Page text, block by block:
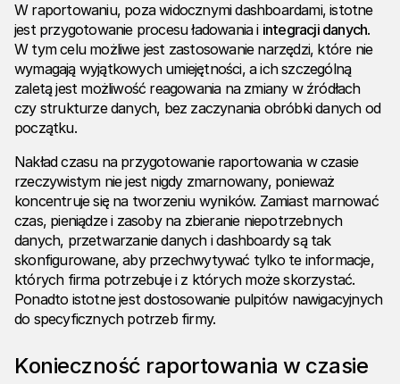
W raportowaniu, poza widocznymi dashboardami, istotne
jest przygotowanie procesu ładowania i integracji danych.
W tym celu możliwe jest zastosowanie narzędzi, które nie
wymagają wyjątkowych umiejętności, a ich szczególną
zaletą jest możliwość reagowania na zmiany w źródłach
czy strukturze danych, bez zaczynania obróbki danych od
początku.
Nakład czasu na przygotowanie raportowania w czasie
rzeczywistym nie jest nigdy zmarnowany, ponieważ
koncentruje się na tworzeniu wyników. Zamiast marnować
czas, pieniądze i zasoby na zbieranie niepotrzebnych
danych, przetwarzanie danych i dashboardy są tak
skonfigurowane, aby przechwytywać tylko te informacje,
których firma potrzebuje i z których może skorzystać.
Ponadto istotne jest dostosowanie pulpitów nawigacyjnych
do specyficznych potrzeb firmy.
Konieczność raportowania w czasie